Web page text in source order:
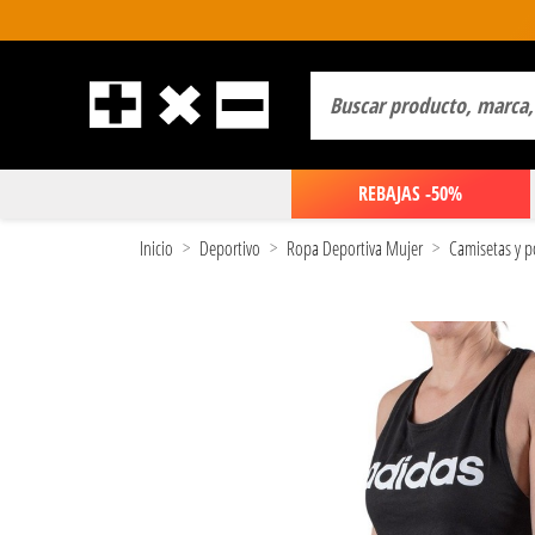
REBAJAS -50%
Inicio Deportivo Ropa Deportiva Mujer Camisetas y